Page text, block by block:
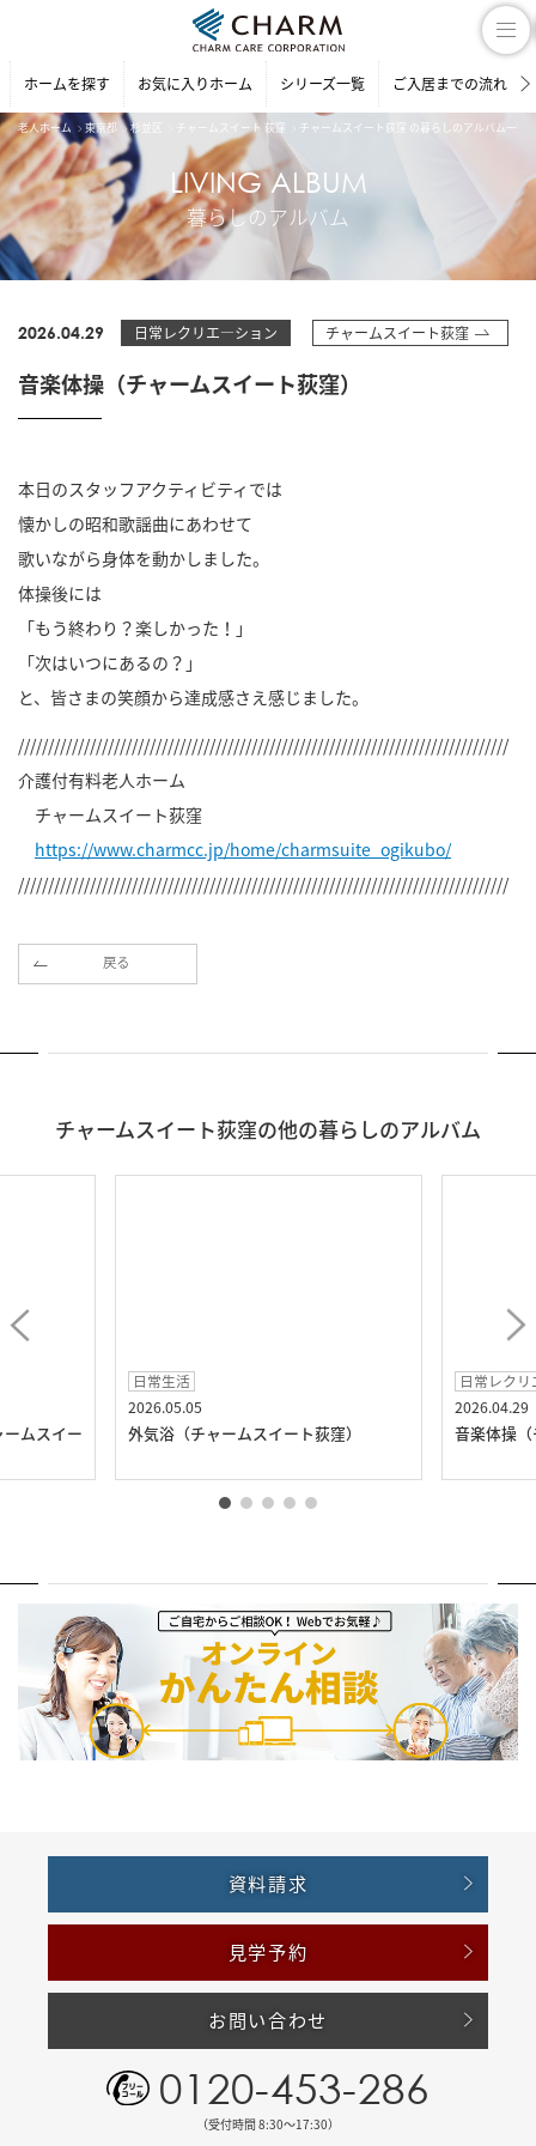
ホームを探す お気に入りホーム シリーズ一覧 ご入居までの流れ
老人ホーム 東京都 杉並区 チャームスイート 荻窪 チャームスイート荻窪 の暮らしのアルバム一覧
LIVING ALBUM
暮らしのアルバム
2026.04.29 日常レクリエ―ション チャームスイート荻窪
音楽体操（チャームスイート荻窪）
本日のスタッフアクティビティでは
懐かしの昭和歌謡曲にあわせて
歌いながら身体を動かしました。
体操後には
「もう終わり？楽しかった！」
「次はいつにあるの？」
と、皆さまの笑顔から達成感さえ感じました。
//////////////////////////////////////////////////////////////////////////////////
介護付有料老人ホーム
チャームスイート荻窪
https://www.charmcc.jp/home/charmsuite_ogikubo/
//////////////////////////////////////////////////////////////////////////////////
戻る
チャームスイート荻窪の他の暮らしのアルバム
ムスイー
日常生活
2026.05.05
外気浴（チャームスイート荻窪）
日常レク
2026.04.29
音楽体操
資料請求
見学予約
お問い合わせ
0120-453-286
（受付時間 8:30〜17:30）